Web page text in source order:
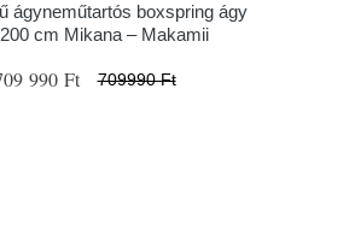
ágyneműtartós boxspring ágy
cm Mikana – Makamii
990 Ft 709990 Ft